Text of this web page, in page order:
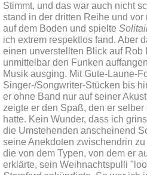
Stimmt, und das war auch nicht
stand in der dritten Reihe und vor
auf dem Boden und spielte
ich extrem respektlos fand. Aber
einen unverstellten Blick auf Rob
unmittelbar den Funken
Musik ausging. Mit Gute-Laune-
Singer-/Songwriter-Stücken bis
er ohne Band nur auf seiner
zeigte er den Spaß, den er selber
hatte. Kein Wunder, dass ich
die Umstehenden anscheinend
seine Anekdoten zwischendrin
die von dem Typen, von dem er
erklärte, sein Weihnachtspulli